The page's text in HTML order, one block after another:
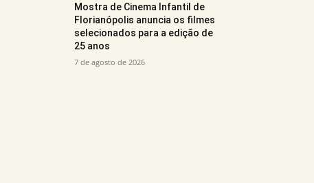
Mostra de Cinema Infantil de
Florianópolis anuncia os filmes
selecionados para a edição de
25 anos
7 de agosto de 2026